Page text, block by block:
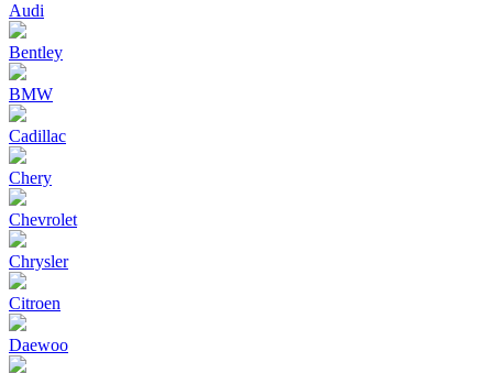
Audi
Bentley
BMW
Cadillac
Chery
Chevrolet
Chrysler
Citroen
Daewoo